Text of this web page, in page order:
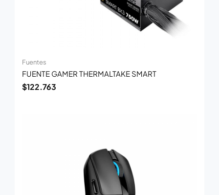
Fuentes
FUENTE GAMER THERMALTAKE SMART
$122.763